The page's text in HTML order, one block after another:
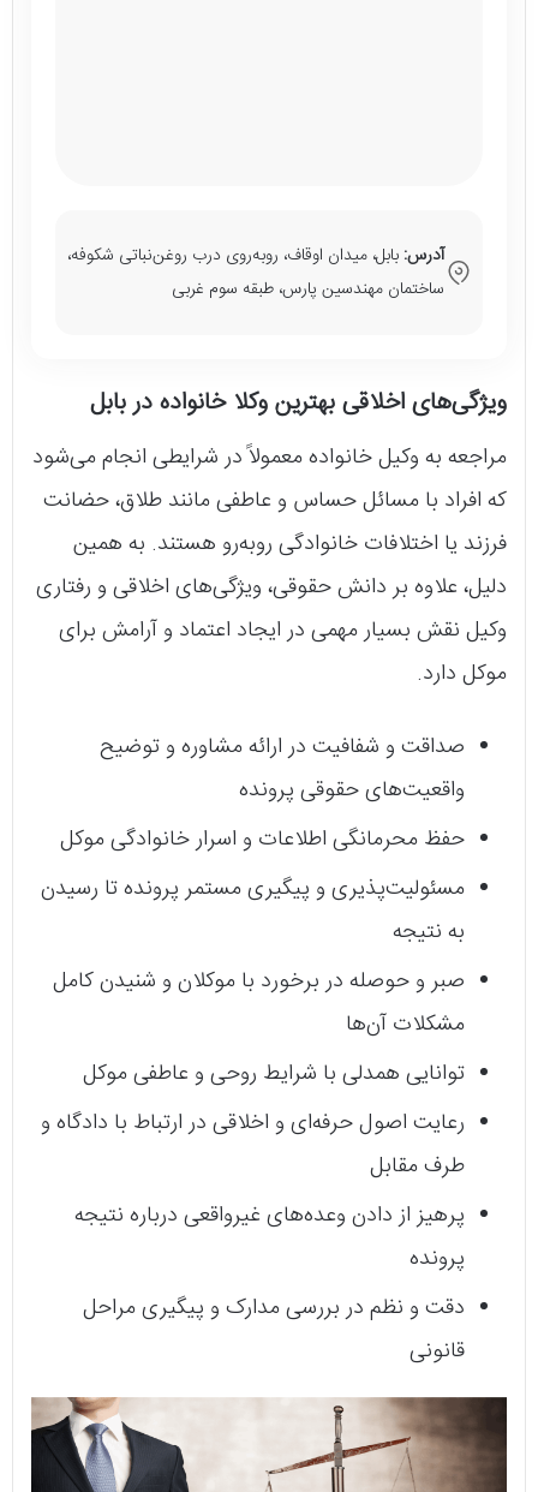
آدرس: بابل، میدان اوقاف، روبه‌روی درب روغن‌نباتی شکوفه،
ساختمان مهندسین پارس، طبقه سوم غربی
ویژگی‌های اخلاقی بهترین وکلا خانواده در بابل
مراجعه به وکیل خانواده معمولاً در شرایطی انجام می‌شود
که افراد با مسائل حساس و عاطفی مانند طلاق، حضانت
فرزند یا اختلافات خانوادگی روبه‌رو هستند. به همین
دلیل، علاوه بر دانش حقوقی، ویژگی‌های اخلاقی و رفتاری
وکیل نقش بسیار مهمی در ایجاد اعتماد و آرامش برای
موکل دارد.
صداقت و شفافیت در ارائه مشاوره و توضیح
واقعیت‌های حقوقی پرونده
حفظ محرمانگی اطلاعات و اسرار خانوادگی موکل
مسئولیت‌پذیری و پیگیری مستمر پرونده تا رسیدن
به نتیجه
صبر و حوصله در برخورد با موکلان و شنیدن کامل
مشکلات آن‌ها
توانایی همدلی با شرایط روحی و عاطفی موکل
رعایت اصول حرفه‌ای و اخلاقی در ارتباط با دادگاه و
طرف مقابل
پرهیز از دادن وعده‌های غیرواقعی درباره نتیجه
پرونده
دقت و نظم در بررسی مدارک و پیگیری مراحل
قانونی